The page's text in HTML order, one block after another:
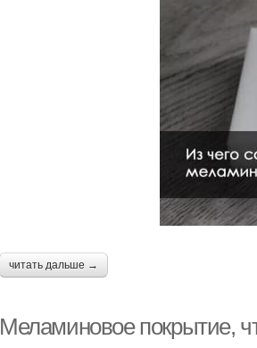
читать дальше →
Меламиновое покрытие,